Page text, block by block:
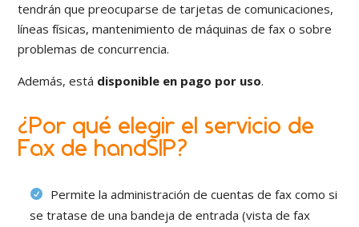
tendrán que preocuparse de tarjetas de comunicaciones,
líneas físicas, mantenimiento de máquinas de fax o sobre
problemas de concurrencia.
Además, está disponible en pago por uso.
¿Por qué elegir el servicio de
Fax de handSIP?
Permite la administración de cuentas de fax como si
se tratase de una bandeja de entrada (vista de fax